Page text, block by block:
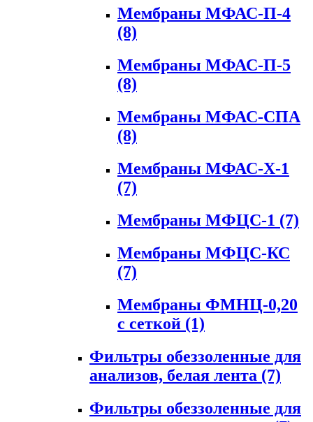
Мембраны МФАС-П-4
(8)
Мембраны МФАС-П-5
(8)
Мембраны МФАС-СПА
(8)
Мембраны МФАС-Х-1
(7)
Мембраны МФЦС-1 (7)
Мембраны МФЦС-КС
(7)
Мембраны ФМНЦ-0,20
с сеткой (1)
Фильтры обеззоленные для
анализов, белая лента (7)
Фильтры обеззоленные для